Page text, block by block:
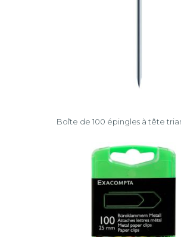
Boîte de 100 épingles à tête